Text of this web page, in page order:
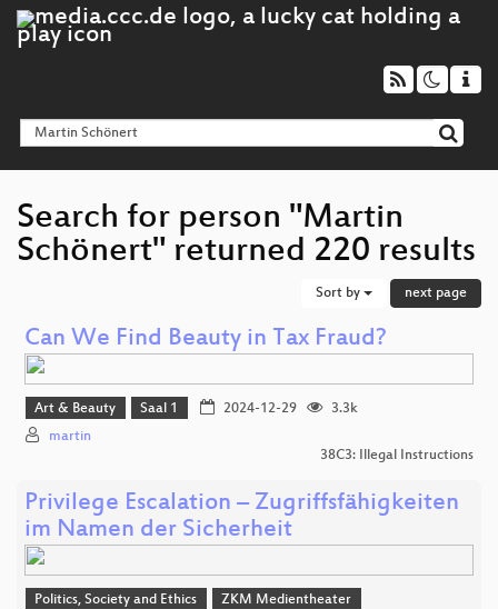
Search for person "Martin
Schönert" returned 220 results
Sort by next page
Can We Find Beauty in Tax Fraud?
Art & Beauty Saal 1 2024-12-29
3.3k
martin
38C3: Illegal Instructions
Privilege Escalation – Zugriffsfähigkeiten
im Namen der Sicherheit
Politics, Society and Ethics
ZKM Medientheater